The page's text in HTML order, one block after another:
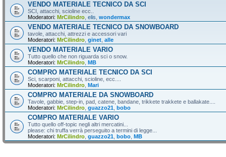
VENDO MATERIALE TECNICO DA SCI
SCI, attacchi, scioline ecc..
Moderatori: MrCilindro elis wondermax
VENDO MATERIALE TECNICO DA SNOWBOARD
tavole, attacchi, attrezzi e accessori vari
Moderatori: MrCilindro ginet alle
VENDO MATERIALE VARIO
Tutto quello che non riguarda sci o snow.
Moderatori: MrCilindro MB
COMPRO MATERIALE TECNICO DA SCI
Sci, scarponi, attacchi, scioline, ecc....
Moderatori: MrCilindro Mari
COMPRO MATERIALE DA SNOWBOARD
Tavole, gabbie, step-in, pad, catene, bandane, trikkete trakkete e ballakate....
Moderatori: MrCilindro guazzo21 bobo
COMPRO MATERIALE VARIO
Tutto quello off-topic negli altri mercatini...
please: chi truffa verrà perseguito a termini di legge...
Moderatori: MrCilindro guazzo21 bobo MB